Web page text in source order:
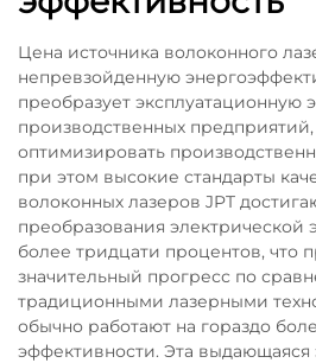
Цена источника волоконного
непревзойденную
преобразует эксплуатационную
производственных
оптимизировать
при этом высокие стандарты
волоконных лазеров JPT
преобразования электрической
более тридцати процентов, что
значительный прогресс по
традиционными лазерными
обычно работают на гораздо
эффективности. Эта выдающаяся